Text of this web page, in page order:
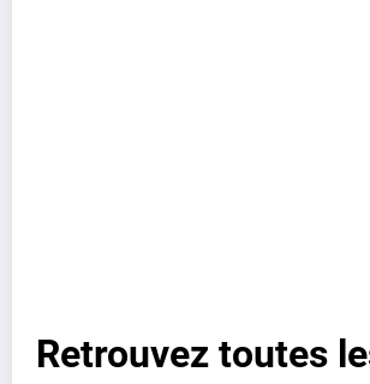
Retrouvez toutes